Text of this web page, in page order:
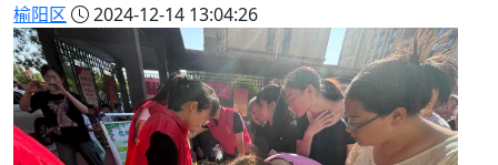
榆阳区 2024-12-14 13:04:26